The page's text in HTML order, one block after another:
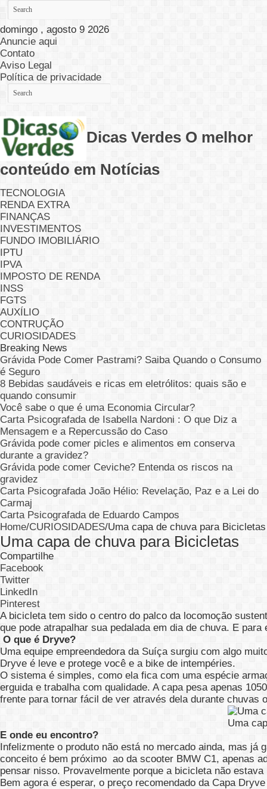
domingo , agosto 9 2026
Anuncie aqui
Contato
Aviso Legal
Política de privacidade
Dicas Verdes O melhor
conteúdo em Notícias
TECNOLOGIA
RENDA EXTRA
FINANÇAS
INVESTIMENTOS
FUNDO IMOBILIÁRIO
IPTU
IPVA
IMPOSTO DE RENDA
INSS
FGTS
AUXÍLIO
CONTRUÇÃO
CURIOSIDADES
Breaking News
Grávida Pode Comer Pastrami? Saiba Quando o Consumo
é Seguro
8 Bebidas saudáveis e ricas em eletrólitos: quais são e
quando consumir
Você sabe o que é uma Economia Circular?
Carta Psicografada de Isabella Nardoni : O que Diz a
Mensagem e a Repercussão do Caso
Grávida pode comer picles e alimentos em conserva
durante a gravidez?
Grávida pode comer Ceviche? Entenda os riscos na
gravidez
Carta Psicografada João Hélio: Revelação, Paz e a Lei do
Carmaj
Carta Psicografada de Eduardo Campos
Home/CURIOSIDADES/Uma capa de chuva para Bicicletas
Uma capa de chuva para Bicicletas
Compartilhe
Facebook
Twitter
LinkedIn
Pinterest
A bicicleta tem sido o centro do palco da locomoção
que pode atrapalhar sua pedalada em dia de chuva. E
O que é Dryve?
Uma equipe empreendedora da Suíça surgiu com algo
Dryve é leve e protege você e a bike de intempéries.
O sistema é simples, como ela fica com uma espécie
erguida e trabalha com qualidade. A capa pesa apenas
frente para tornar fácil de ver através dela durante chuvas
Uma
E onde eu encontro?
Infelizmente o produto não está no mercado ainda, mas
conceito é bem próximo ao da scooter BMW C1, apenas
pensar nisso. Provavelmente porque a bicicleta não
Bem agora é esperar, o preço recomendado da Capa